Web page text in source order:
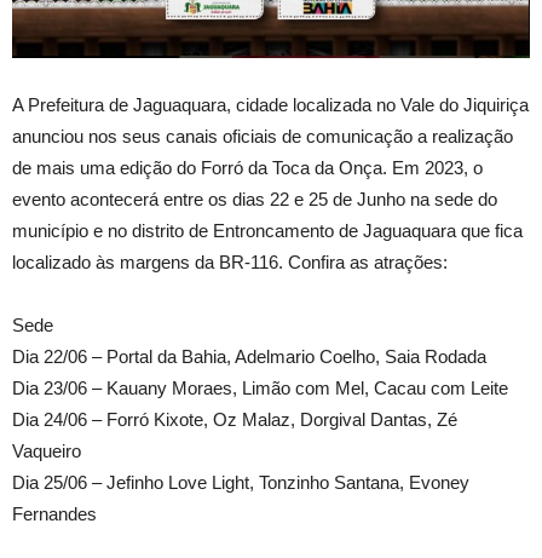
A Prefeitura de Jaguaquara, cidade localizada no Vale do Jiquiriça
anunciou nos seus canais oficiais de comunicação a realização
de mais uma edição do Forró da Toca da Onça. Em 2023, o
evento acontecerá entre os dias 22 e 25 de Junho na sede do
município e no distrito de Entroncamento de Jaguaquara que fica
localizado às margens da BR-116. Confira as atrações:
Sede
Dia 22/06 – Portal da Bahia, Adelmario Coelho, Saia Rodada
Dia 23/06 – Kauany Moraes, Limão com Mel, Cacau com Leite
Dia 24/06 – Forró Kixote, Oz Malaz, Dorgival Dantas, Zé
Vaqueiro
Dia 25/06 – Jefinho Love Light, Tonzinho Santana, Evoney
Fernandes